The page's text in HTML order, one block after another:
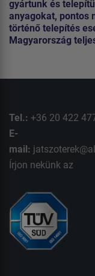
gyártunk és
anyagokat, pontos
történő telepítés
Magyarország
Tel.: +36 20 422
E-
mail:
Írjon nekünk az